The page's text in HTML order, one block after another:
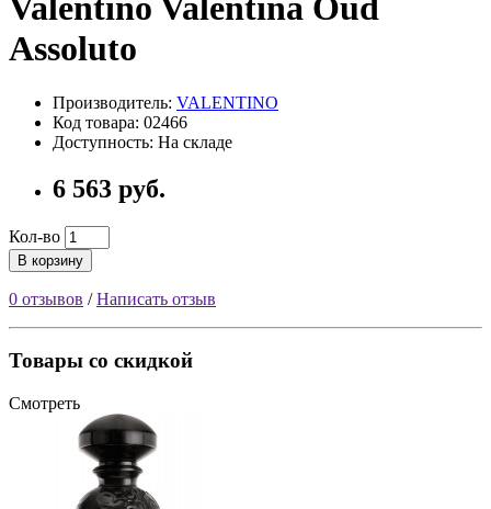
Valentino Valentina Oud
Assoluto
Производитель: VALENTINO
Код товара: 02466
Доступность: На складе
6 563 руб.
Кол-во
В корзину
0 отзывов /Написать отзыв
Товары со скидкой
Смотреть